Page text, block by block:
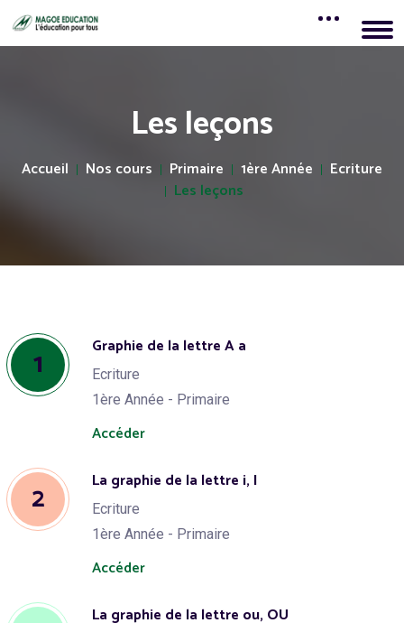
Les leçons
Accueil Nos cours Primaire 1ère Année
Ecriture
Les leçons
1 Graphie de la lettre A a
Ecriture
1ère Année - Primaire
Accéder
2 La graphie de la lettre i, I
Ecriture
1ère Année - Primaire
Accéder
La graphie de la lettre ou, OU